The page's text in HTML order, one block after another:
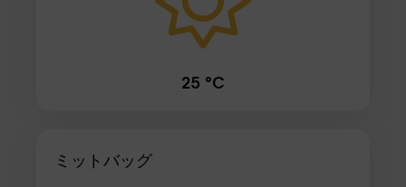
25 °C
ミットバッグ